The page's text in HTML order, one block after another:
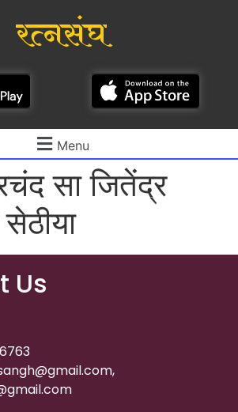
रत्नसंघ
Menu
सा जितेंद्र
Us